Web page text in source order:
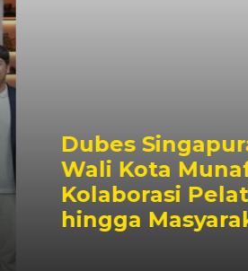
Dubes
Wali Kota
Kolaborasi
hingga